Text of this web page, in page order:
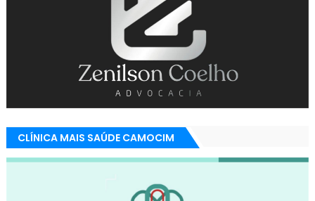
CLÍNICA MAIS SAÚDE CAMOCIM